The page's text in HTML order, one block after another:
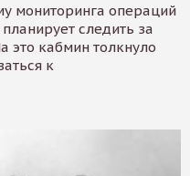
мониторинга операций
следить за
это кабмин толкнуло
к